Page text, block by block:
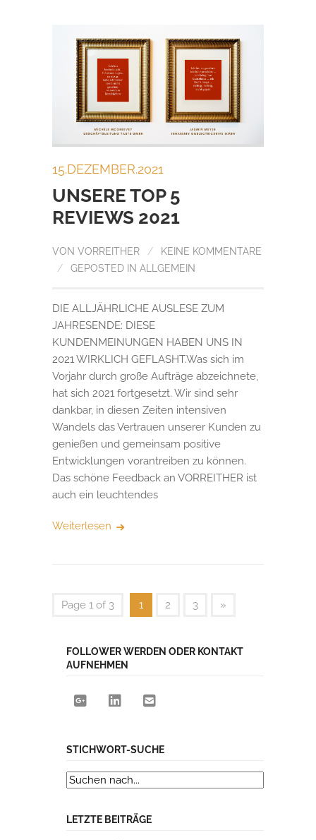
15.DEZEMBER.2021
UNSERE TOP 5
REVIEWS 2021
VON VORREITHER /
KEINE KOMMENTARE
/
GEPOSTED IN ALLGEMEIN
DIE ALLJÄHRLICHE AUSLESE ZUM
JAHRESENDE: DIESE
KUNDENMEINUNGEN HABEN UNS IN
2021 WIRKLICH GEFLASHT.Was sich im
Vorjahr durch große Aufträge abzeichnete,
hat sich 2021 fortgesetzt. Wir sind sehr
dankbar, in diesen Zeiten intensiven
Wandels das Vertrauen unserer Kunden zu
genießen und gemeinsam positive
Entwicklungen vorantreiben zu können.
Das schöne Feedback an VORREITHER ist
auch ein leuchtendes
Weiterlesen
Page 1 of 3 1 2 3 »
FOLLOWER WERDEN ODER KONTAKT
AUFNEHMEN
STICHWORT-SUCHE
LETZTE BEITRÄGE